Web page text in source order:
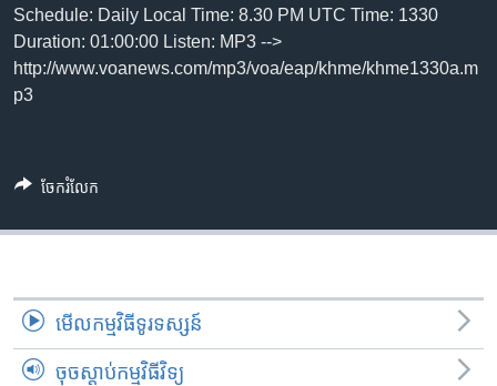
សម្ព័ន្ធ​
រំលង​
និង​
ចូល​
ស្វែង​
Khmer English
បណ្តាញ​សង្គម
ភាសា
Schedule: Daily Local Time: 8.30 PM UTC Time: 1330
Duration: 01:00:00 Listen: MP3 -->
http://www.voanews.com/mp3/voa/eap/khme/khme1330a.m
p3
ចែករំលែក
មើល​កម្មវិធី​ទូរទស្សន៍
ចុចស្តាប់កម្មវិធីវិទ្យុ